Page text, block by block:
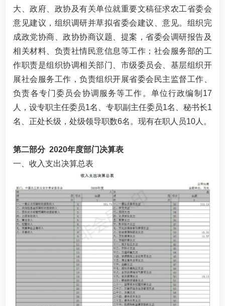
大、政府、政协及有关单位就重要文稿征求农工省委会
意见建议，组织调研并草拟省委会建议、意见。组织完
成政党协商、政协协商议题、提案，省委会调研报告及
相关材料、负责社情民意信息等工作；社会服务部的工
作职责是组织协调相关部门、市级委员会、基层组织开
展社会服务工作，负责组织开展省委会民主监督工作、
负责各专门委员会协调服务等工作。单位行政编制17
人，设专职主任委员1名、专职副主任委员1名、秘书长1
名、正处长级，处级领导职数6名。现有在职人员10人。
第二部分 2020年度部门决算表
一、收入支出决算总表